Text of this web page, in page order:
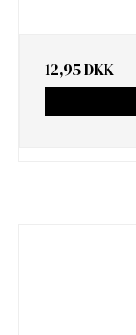
12,95 DKK